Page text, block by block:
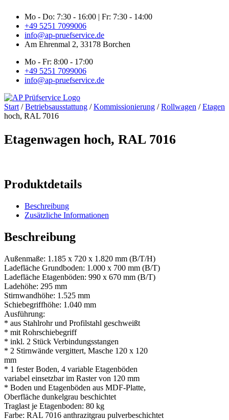
Inhalt
springen
Mo - Do: 7:30 - 16:00 | Fr: 7:30 - 14:00
+49 5251 7099006
info@ap-pruefservice.de
Am Ehrenmal 2, 33178 Borchen
Mo - Fr: 8:00 - 17:00
+49 5251 7099006
info@ap-pruefservice.de
Start /Betriebsausstattung /Kommissionierung /Rollwagen /
hoch, RAL 7016
Etagenwagen hoch, RAL 7016
Produktdetails
Beschreibung
Zusätzliche Informationen
Beschreibung
Außenmaße: 1.185 x 720 x 1.820 mm (B/T/H)
Ladefläche Grundboden: 1.000 x 700 mm (B/T)
Ladefläche Etagenböden: 990 x 670 mm (B/T)
Ladehöhe: 295 mm
Stirnwandhöhe: 1.525 mm
Schiebegriffhöhe: 1.040 mm
Ausführung:
* aus Stahlrohr und Profilstahl geschweißt
* mit Rohrschiebegriff
* inkl. 2 Stück Verbindungsstangen
* 2 Stirnwände vergittert, Masche 120 x 120
mm
* 1 fester Boden, 4 variable Etagenböden
variabel einsetzbar im Raster von 120 mm
* Boden und Etagenböden aus MDF-Platte,
Oberfläche dunkelgrau beschichtet
Traglast je Etagenboden: 80 kg
Farbe: RAL 7016 anthrazitgrau pulverbeschichtet